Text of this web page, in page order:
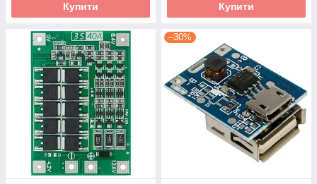
Купити Купити
–30%